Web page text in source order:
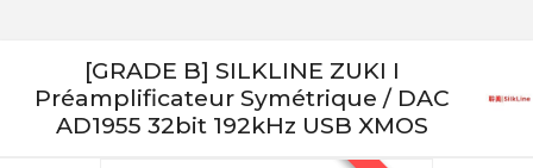
[GRADE B] SILKLINE ZUKI I
Préamplificateur Symétrique / DAC
AD1955 32bit 192kHz USB XMOS